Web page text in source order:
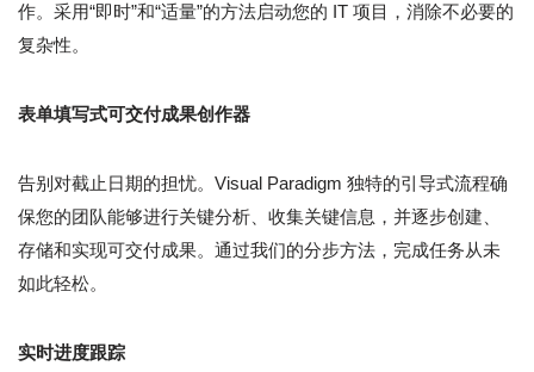
作。采用“即时”和“适量”的方法启动您的 IT 项目，消除不必要的
复杂性。
表单填写式可交付成果创作器
告别对截止日期的担忧。Visual Paradigm 独特的引导式流程确
保您的团队能够进行关键分析、收集关键信息，并逐步创建、
存储和实现可交付成果。通过我们的分步方法，完成任务从未
如此轻松。
实时进度跟踪